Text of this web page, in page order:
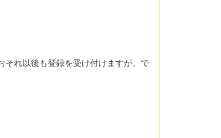
れ以後も登録を受け付けますが、で